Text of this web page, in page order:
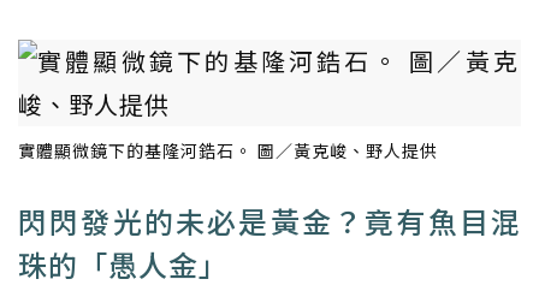
實體顯微鏡下的基隆河鋯石。 圖／黃克峻、野人提供
閃閃發光的未必是黃金？竟有魚目混
珠的「愚人金」